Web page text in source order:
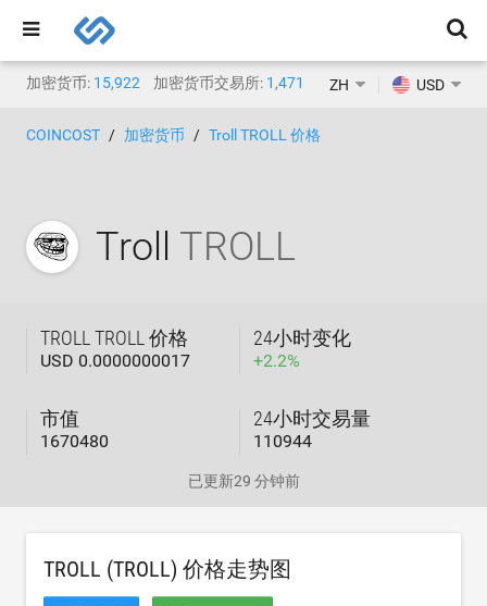
加密货币: 15,922 加密货币交易所: 1,471 ZH USD
COINCOST 加密货币 Troll TROLL 价格
Troll TROLL
TROLL TROLL 价格
USD 0.0000000017
24小时变化
+2.2%
市值
1670480
24小时交易量
110944
已更新29 分钟前
TROLL (TROLL) 价格走势图